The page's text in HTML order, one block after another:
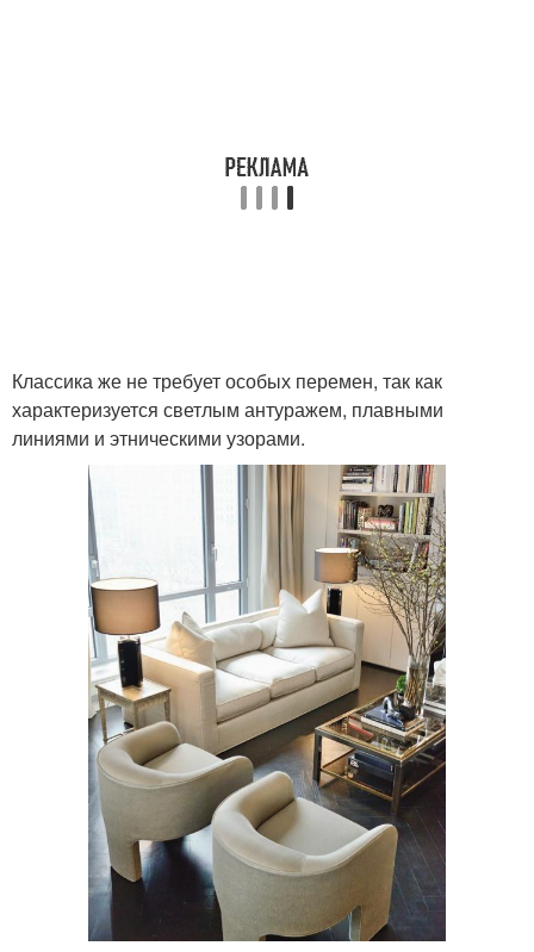
Классика же не требует особых перемен, так как
характеризуется светлым антуражем, плавными
линиями и этническими узорами.